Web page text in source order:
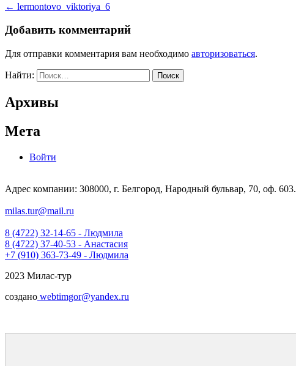
← lermontovo_viktoriya_6
Добавить комментарий
Для отправки комментария вам необходимо авторизоваться.
Найти:
Архивы
Мета
Войти
Адрес компании: 308000, г. Белгород, Народный бульвар, 70, оф. 603.
milas.tur@mail.ru
8 (4722) 32-14-65 - Людмила
8 (4722) 37-40-53 - Анастасия
+7 (910) 363-73-49 - Людмила
2023 Милас-тур
создано webtimgor@yandex.ru